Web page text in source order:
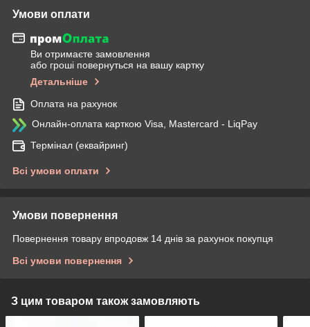
Умови оплати
Ви отримаєте замовлення
або гроші повернуться на вашу картку
Детальніше
Оплата на рахунок
Онлайн-оплата карткою Visa, Mastercard - LiqPay
Термінал (еквайринг)
Всі умови оплати
Умови повернення
Повернення товару впродовж 14 днів за рахунок покупця
Всі умови повернення
З цим товаром також замовляють